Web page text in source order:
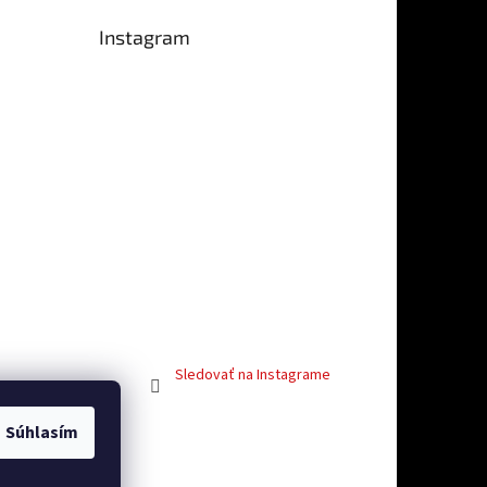
Súhlasím
5 z 5 hviezdičiek.
Instagram
Sledovať na Instagrame
Facebook